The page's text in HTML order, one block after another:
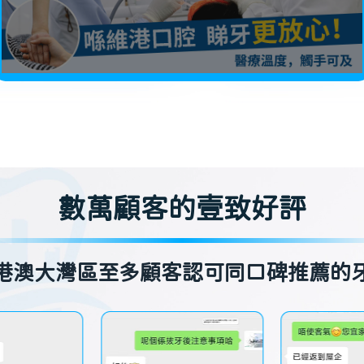
數萬顧客的壹致好評
澳大灣區至多顧客認可同口碑推薦的